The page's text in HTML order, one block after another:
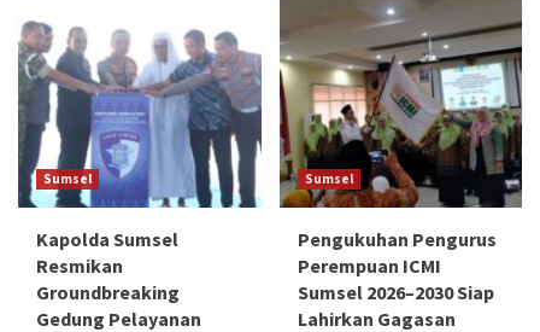
Sumsel
Kapolda Sumsel
Resmikan
Groundbreaking
Gedung Pelayanan
Sumsel
Pengukuhan Pengurus
Perempuan ICMI
Sumsel 2026–2030 Siap
Lahirkan Gagasan